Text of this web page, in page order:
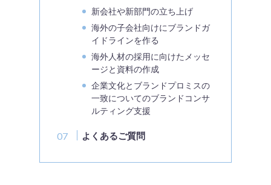
新会社や新部門の立ち上げ
海外の子会社向けにブランドガ
イドラインを作る
海外人材の採用に向けたメッセ
ージと資料の作成
企業文化とブランドプロミスの
一致についてのブランドコンサ
ルティング支援
よくあるご質問